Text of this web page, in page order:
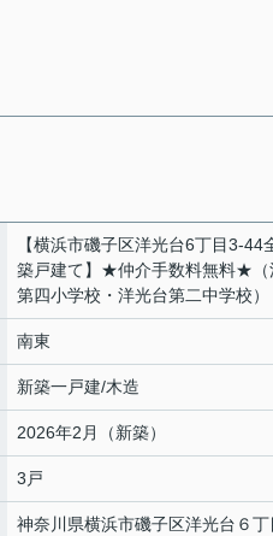
【横浜市磯子区洋光台6丁目3-44
築戸建て】★仲介手数料無料★（
第四小学校・洋光台第二中学校）
南東
新築一戸建/木造
2026年2月（新築）
3戸
神奈川県横浜市磯子区洋光台 ６